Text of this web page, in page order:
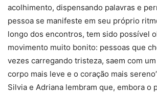
acolhimento, dispensando palavras e
pessoa se manifeste em seu próprio
longo dos encontros, tem sido possível
movimento muito bonito: pessoas que
vezes carregando tristeza, saem com
corpo mais leve e o coração mais
Silvia e Adriana lembram que, embora o